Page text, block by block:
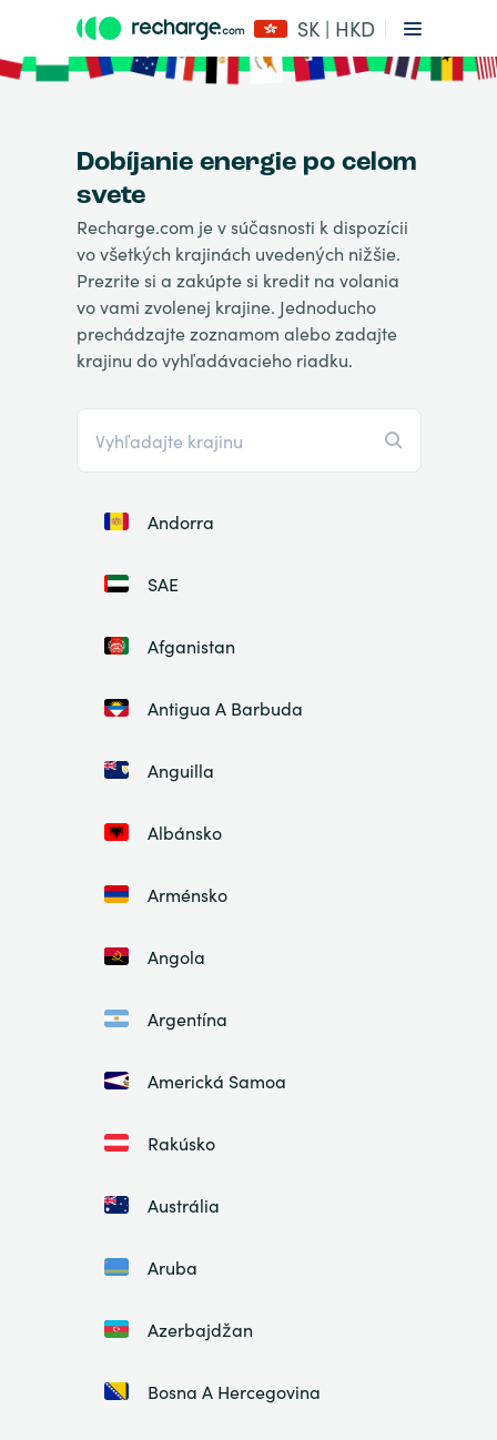
SK | HKD
Dobíjanie energie po celom
svete
Recharge.com je v súčasnosti k dispozícii
vo všetkých krajinách uvedených nižšie.
Prezrite si a zakúpte si kredit na volania
vo vami zvolenej krajine. Jednoducho
prechádzajte zoznamom alebo zadajte
krajinu do vyhľadávacieho riadku.
Andorra
SAE
Afganistan
Antigua A Barbuda
Anguilla
Albánsko
Arménsko
Angola
Argentína
Americká Samoa
Rakúsko
Austrália
Aruba
Azerbajdžan
Bosna A Hercegovina